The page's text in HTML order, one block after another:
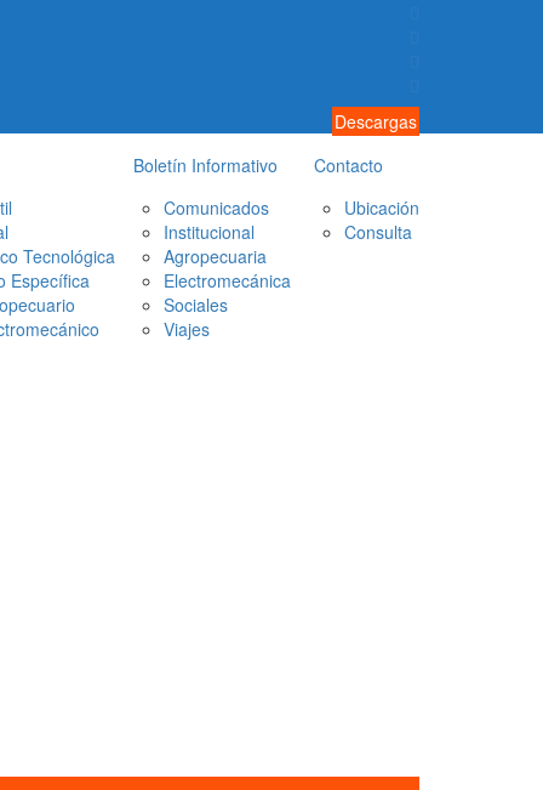
Descargas
Tecnológica
Específica
Boletín Informativo
Comunicados
Institucional
Agropecuaria
Electromecánica
Sociales
Viajes
Contacto
Ubicación
Consulta